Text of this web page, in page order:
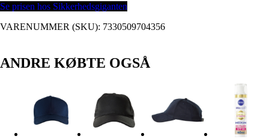
Se prisen hos Sikkerhedsgiganten
VARENUMMER (SKU): 7330509704356
ANDRE KØBTE OGSÅ